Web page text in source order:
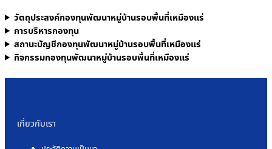
วัตถุประสงค์กองทุนพัฒนาหมู่บ้านรอบพื้นที่เหมืองแร่
การบริหารกองทุน
สถานะบัญชีกองทุนพัฒนาหมู่บ้านรอบพื้นที่เหมืองแร่
กิจกรรมกองทุนพัฒนาหมู่บ้านรอบพื้นที่เหมืองแร่
เกี่ยวกับเรา